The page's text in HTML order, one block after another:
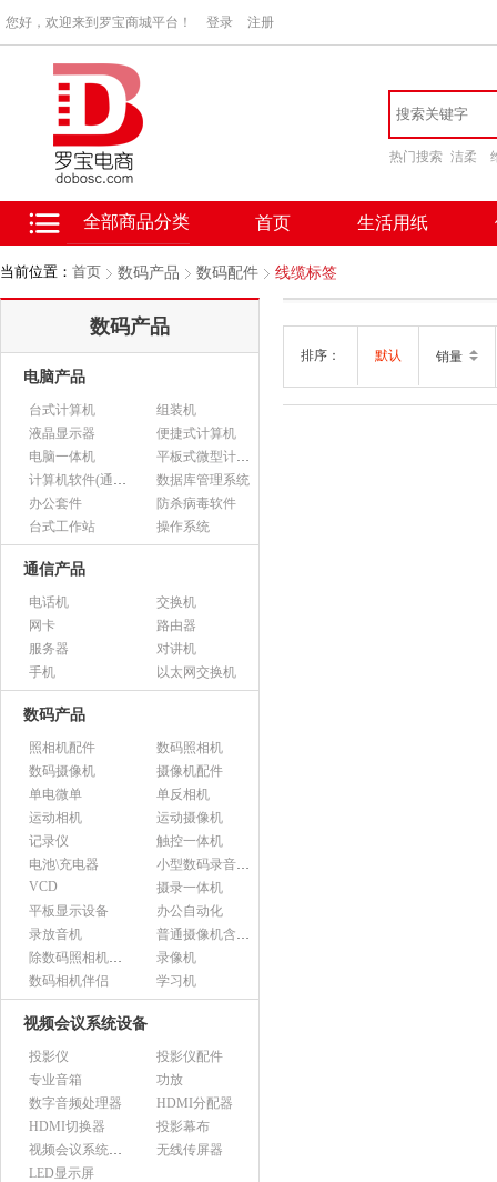
您好，欢迎来到罗宝商城平台！ 登录 注册
热门搜索 洁柔
全部商品分类 首页 生活用纸
当前位置： 首页 数码产品 数码配件 线缆标签
数码产品
电脑产品
台式计算机
组装机
液晶显示器
便捷式计算机
电脑一体机
平板式微型计算机
计算机软件(通用软件)
数据库管理系统
办公套件
防杀病毒软件
台式工作站
操作系统
通信产品
电话机
交换机
网卡
路由器
服务器
对讲机
手机
以太网交换机
数码产品
照相机配件
数码照相机
数码摄像机
摄像机配件
单电微单
单反相机
运动相机
运动摄像机
记录仪
触控一体机
电池\充电器
小型数码录音设备
VCD
摄录一体机
平板显示设备
办公自动化
录放音机
普通摄像机含附件
除数码照相机以外的照相机及器材
录像机
数码相机伴侣
学习机
视频会议系统设备
投影仪
投影仪配件
专业音箱
功放
数字音频处理器
HDMI分配器
HDMI切换器
投影幕布
视频会议系统设备（市采）
无线传屏器
LED显示屏
排序： 默认 销量